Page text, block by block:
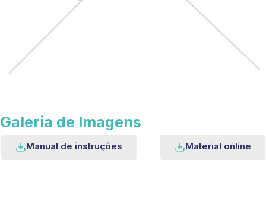
Galeria de Imagens
Manual de instruções Material online